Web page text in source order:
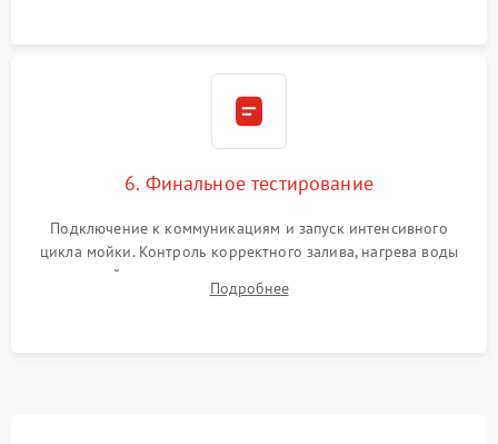
6. Финальное тестирование
Подключение к коммуникациям и запуск интенсивного
цикла мойки. Контроль корректного залива, нагрева воды
до нужной температуры, отсутствия посторонних шумов,
штатного слива и абсолютной сухости в поддоне.
Подробнее